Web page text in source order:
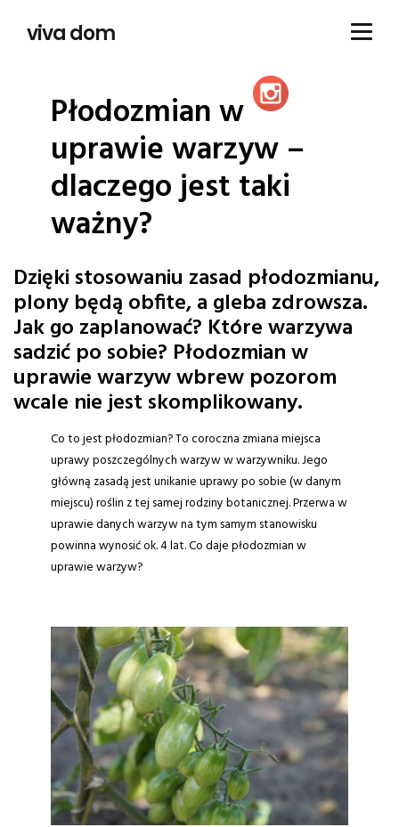
viva dom
Płodozmian w
uprawie warzyw –
dlaczego jest taki
ważny?
Dzięki stosowaniu zasad płodozmianu,
plony będą obfite, a gleba zdrowsza.
Jak go zaplanować? Które warzywa
sadzić po sobie? Płodozmian w
uprawie warzyw wbrew pozorom
wcale nie jest skomplikowany.
Co to jest płodozmian? To coroczna zmiana miejsca
uprawy poszczególnych warzyw w warzywniku. Jego
główną zasadą jest unikanie uprawy po sobie (w danym
miejscu) roślin z tej samej rodziny botanicznej. Przerwa w
uprawie danych warzyw na tym samym stanowisku
powinna wynosić ok. 4 lat. Co daje płodozmian w
uprawie warzyw?